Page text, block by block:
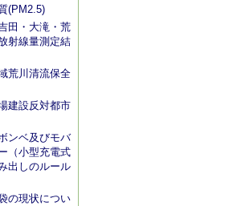
(PM2.5)
田・大滝・荒
射線量測定結
荒川清流保全
建設反対都市
ンベ及びモバ
（小型充電式
出しのルール
の現状につい